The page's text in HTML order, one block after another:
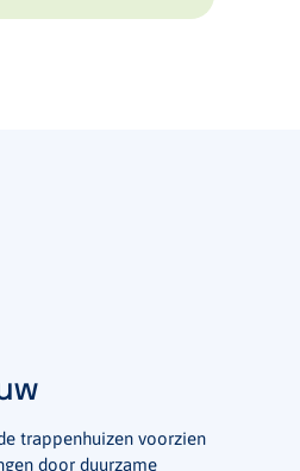
trappenhuizen voorzien
door duurzame